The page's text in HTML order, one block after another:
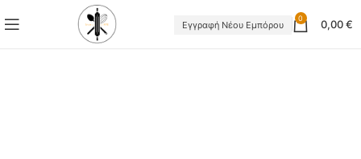
Εγγραφή Νέου Εμπόρου
0 0,00€